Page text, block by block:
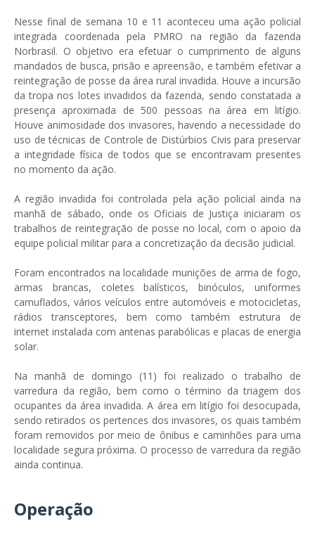
Nesse final de semana 10 e 11 aconteceu uma ação policial
integrada coordenada pela PMRO na região da fazenda
Norbrasil. O objetivo era efetuar o cumprimento de alguns
mandados de busca, prisão e apreensão, e também efetivar a
reintegração de posse da área rural invadida. Houve a incursão
da tropa nos lotes invadidos da fazenda, sendo constatada a
presença aproximada de 500 pessoas na área em litígio.
Houve animosidade dos invasores, havendo a necessidade do
uso de técnicas de Controle de Distúrbios Civis para preservar
a integridade física de todos que se encontravam presentes
no momento da ação.
A região invadida foi controlada pela ação policial ainda na
manhã de sábado, onde os Oficiais de Justiça iniciaram os
trabalhos de reintegração de posse no local, com o apoio da
equipe policial militar para a concretização da decisão judicial.
Foram encontrados na localidade munições de arma de fogo,
armas brancas, coletes balísticos, binóculos, uniformes
camuflados, vários veículos entre automóveis e motocicletas,
rádios transceptores, bem como também estrutura de
internet instalada com antenas parabólicas e placas de energia
solar.
Na manhã de domingo (11) foi realizado o trabalho de
varredura da região, bem como o término da triagem dos
ocupantes da área invadida. A área em litígio foi desocupada,
sendo retirados os pertences dos invasores, os quais também
foram removidos por meio de ônibus e caminhões para uma
localidade segura próxima. O processo de varredura da região
ainda continua.
Operação